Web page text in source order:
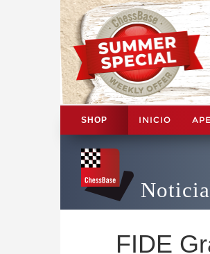
SHOP INICIO
FIDE